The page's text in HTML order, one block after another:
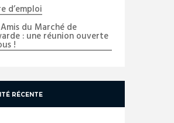
d’emploi
Amis du Marché de
: une réunion ouverte
!
RÉCENTE